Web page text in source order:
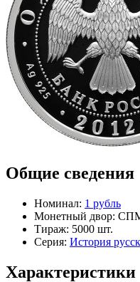
Общие сведения
Номинал: 1 рубль
Монетный двор:
Тираж: 5000 шт.
Серия: История
Характеристики